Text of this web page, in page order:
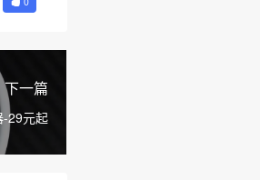
下一篇
-29元起